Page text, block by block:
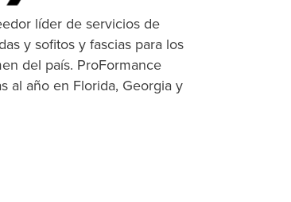
líder de servicios de
y sofitos y fascias para los
del país. ProFormance
al año en Florida, Georgia y